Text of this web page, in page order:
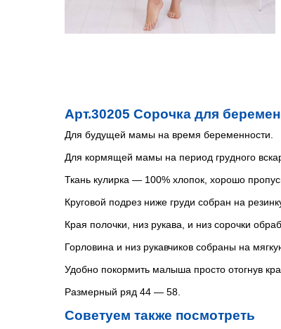
Арт.30205 Сорочка для
Для будущей мамы на время беременности.
Для кормящей мамы на период грудного
Ткань кулирка — 100% хлопок, хорошо
Круговой подрез ниже груди собран на
Края полочки, низ рукава, и низ сорочки
Горловина и низ рукавчиков собраны на
Удобно покормить малыша просто отогнув
Размерный ряд 44 — 58.
Советуем также посмотреть